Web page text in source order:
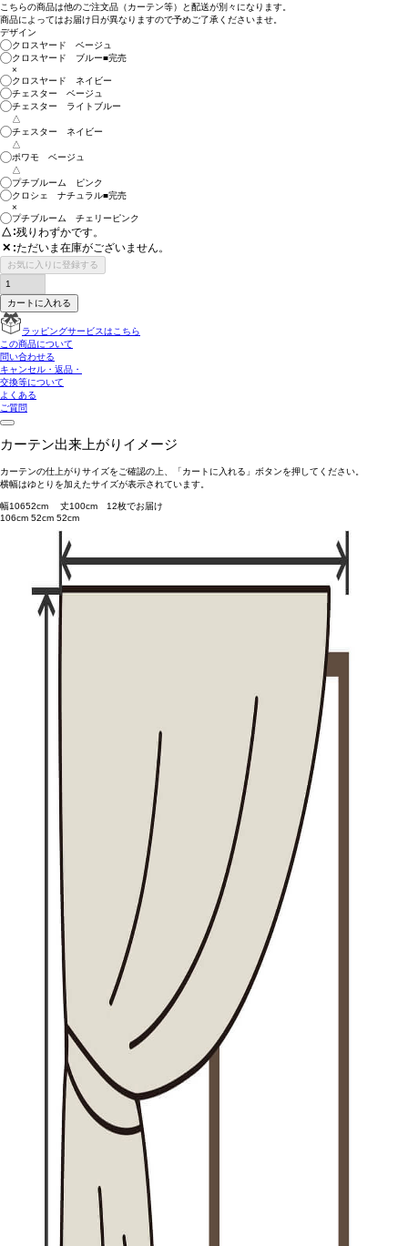
こちらの商品は他のご注文品（カーテン等）と配送が別々 になります。
商品によってはお届け日が異なりますので予めご了承くださいませ。
デザイン
クロスヤード ベージュ
クロスヤード ブルー■完売
×
クロスヤード ネイビー
チェスター ベージュ
チェスター ライトブルー
△
チェスター ネイビー
△
ポワモ ベージュ
△
プチブルーム ピンク
クロシェ ナチュラル■完売
×
プチブルーム チェリーピンク
△ 残りわずかです。
✕ ただいま在庫がございません。
お気に入りに登録する
カートに入れる
ラッピングサービスはこちら
この商品について
問い合わせる
キャンセル・返品・
交換等について
よくある
ご質問
カーテン出来上がりイメージ
カーテンの仕上がりサイズをご確認の上、「カートに入れる」ボタンを押してください。
横幅はゆとりを加えたサイズが表示されています。
幅10652cm 丈100cm 12枚でお届け
106cm 52cm 52cm